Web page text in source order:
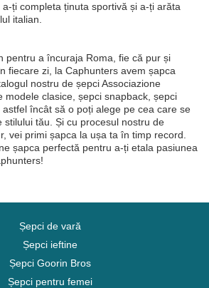
ți completa ținuta sportivă și a-ți arăta
italian.
pentru a încuraja Roma, fie că pur și
fiecare zi, la Caphunters avem șapca
nostru de șepci Associazione
modele clasice, șepci snapback, șepci
încât să o poți alege pe cea care se
stilului tău. Și cu procesul nostru de
vei primi șapca la ușa ta în timp record.
șapca perfectă pentru a-ți etala pasiunea
Șepci de vară
Șepci ieftine
Șepci Goorin Bros
Șepci pentru femei